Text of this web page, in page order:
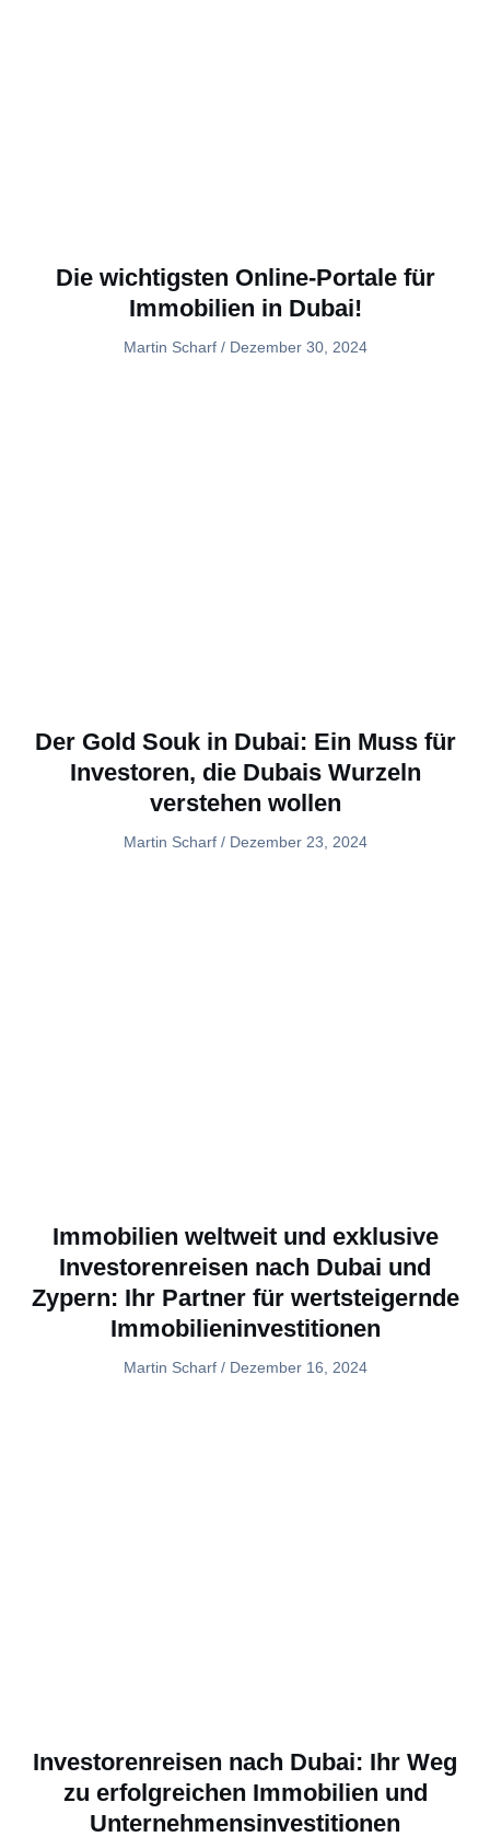
Die wichtigsten Online-Portale für
Immobilien in Dubai!
Martin Scharf Dezember 30, 2024
Der Gold Souk in Dubai: Ein Muss für
Investoren, die Dubais Wurzeln
verstehen wollen
Martin Scharf Dezember 23, 2024
Immobilien weltweit und exklusive
Investorenreisen nach Dubai und
Zypern: Ihr Partner für wertsteigernde
Immobilieninvestitionen
Martin Scharf Dezember 16, 2024
Investorenreisen nach Dubai: Ihr Weg
zu erfolgreichen Immobilien und
Unternehmensinvestitionen